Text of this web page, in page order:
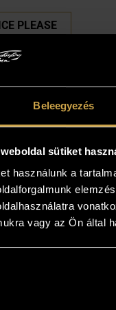
Beleegyezés
weboldal sütiket
használunk a
vagy az Ön által
PLEASE
feel
our
also
your
you!